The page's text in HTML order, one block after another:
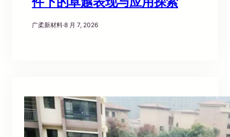
广柔新材料·8 月 7, 2026